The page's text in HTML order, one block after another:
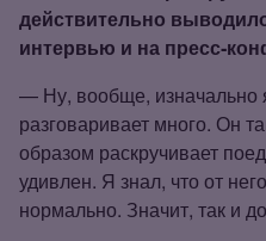
действительно
интервью и на
— Ну, вообще, изначально
разговаривает много. Он
образом раскручивает
удивлен. Я знал, что от
нормально. Значит, так и